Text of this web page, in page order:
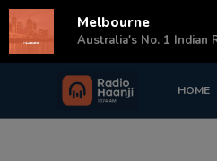
HOME
Login
Melbourne
Australia's No. 1 Indian